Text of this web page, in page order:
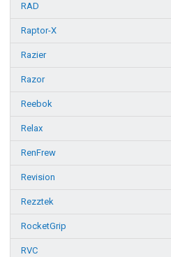
RAD
Raptor-X
Razier
Razor
Reebok
Relax
RenFrew
Revision
Rezztek
RocketGrip
RVC